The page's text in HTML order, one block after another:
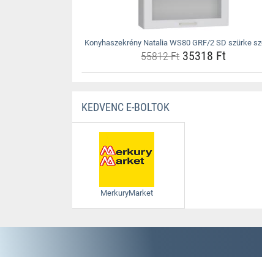
Konyhaszekrény Natalia WS80 GRF/2 SD szürke
55812 Ft35318 Ft
KEDVENC E-BOLTOK
MerkuryMarket